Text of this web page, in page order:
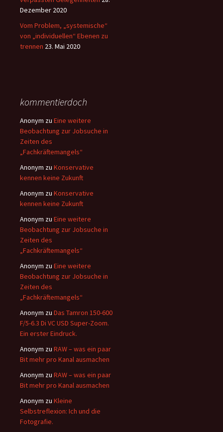
Dezember 2020
Vom Problem, „systemische“
von „individuellen“ Ebenen zu
trennen 23. Mai 2020
kommentierdoch
Anonym zu Eine weitere
Beobachtung zur Jobsuche in
Zeiten des
„Fachkräftemangels“
Anonym zu Konservative
kennen keine Zukunft
Anonym zu Konservative
kennen keine Zukunft
Anonym zu Eine weitere
Beobachtung zur Jobsuche in
Zeiten des
„Fachkräftemangels“
Anonym zu Eine weitere
Beobachtung zur Jobsuche in
Zeiten des
„Fachkräftemangels“
Anonym zu Das Tamron 150-600
F/5-6.3 Di VC USD Super-Zoom.
Ein erster Eindruck.
Anonym zu RAW – was ein paar
Bit mehr pro Kanal ausmachen
Anonym zu RAW – was ein paar
Bit mehr pro Kanal ausmachen
Anonym zu Kleine
Selbstreflexion: Ich und die
Fotografie.